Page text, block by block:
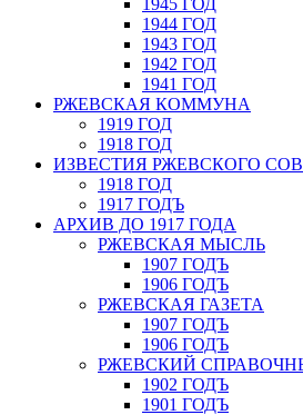
1945 ГОД
1944 ГОД
1943 ГОД
1942 ГОД
1941 ГОД
РЖЕВСКАЯ КОММУНА
1919 ГОД
1918 ГОД
ИЗВЕСТИЯ РЖЕВСКОГО
1918 ГОД
1917 ГОДЪ
АРХИВ ДО 1917 ГОДА
РЖЕВСКАЯ МЫСЛЬ
1907 ГОДЪ
1906 ГОДЪ
РЖЕВСКАЯ ГАЗЕТА
1907 ГОДЪ
1906 ГОДЪ
РЖЕВСКИЙ
1902 ГОДЪ
1901 ГОДЪ